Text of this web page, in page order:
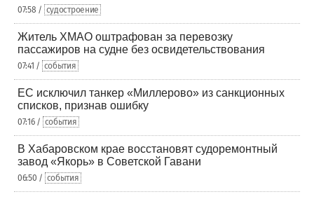
07:58 / судостроение
Житель ХМАО оштрафован за перевозку
пассажиров на судне без освидетельствования
07:41 / события
ЕС исключил танкер «Миллерово» из санкционных
списков, признав ошибку
07:16 / события
В Хабаровском крае восстановят судоремонтный
завод «Якорь» в Советской Гавани
06:50 / события